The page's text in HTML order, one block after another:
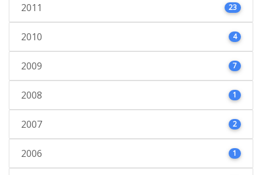
2011 23
2010 4
2009 7
2008 1
2007 2
2006 1